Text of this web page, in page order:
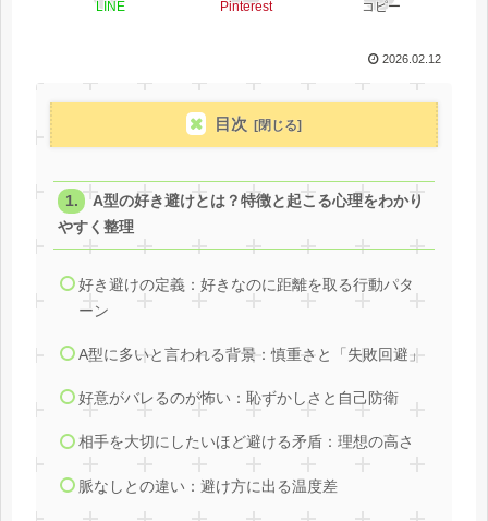
LINE Pinterest コピー
2026.02.12
目次
A型の好き避けとは？特徴と起こる心理をわかり
やすく整理
好き避けの定義：好きなのに距離を取る行動パタ
ーン
A型に多いと言われる背景：慎重さと「失敗回避」
好意がバレるのが怖い：恥ずかしさと自己防衛
相手を大切にしたいほど避ける矛盾：理想の高さ
脈なしとの違い：避け方に出る温度差